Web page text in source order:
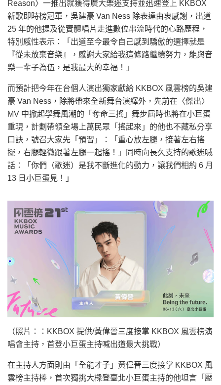
Reason〉一推出就獲得廣大樂迷支持並迅速登上 KKBOX
新歌即時榜冠軍，吳建豪 Van Ness 除表達由衷感謝，出道
25 年的他提及從實體唱片走進數位串流時代的心路歷程，
特別感性表示：「出道至今最令自己感到驕傲的選擇就是
『從未放棄音樂』，感謝大家給我這條路繼續努力，能與音
樂一輩子為伍，是我最大的幸福！」
而預計把今年在台個人演出獨家獻給 KKBOX 風雲榜的吳建
豪 Van Ness，除將帶來全新舞台演繹外，先前在〈傑出〉
MV 中掀起學舞風潮的「奪命三搖」舞步屆時也將在小巨蛋
重現，計劃帶領全場上萬民眾「搖起來」的他也不藏私分享
口訣，號召大家先「預習」：「重心放左腿，接著左右搖
擺，右腿輕微跟著左腿一起搖！」同時向長久支持的歌迷喊
話：「你們（歌迷）是我不斷進化的動力，讓我們相約 6 月
13 日小巨蛋見！」
（照片：：KKBOX 提供/黃偉晉三度接掌 KKBOX 風雲榜演
唱會主持，首登小巨蛋主持喊出道最大挑戰）
在主持人方面則由「全能才子」黃偉晉三度接掌 KKBOX 風
雲榜主持棒，首次獨挑大樑登臺北小巨蛋主持的他坦言「壓